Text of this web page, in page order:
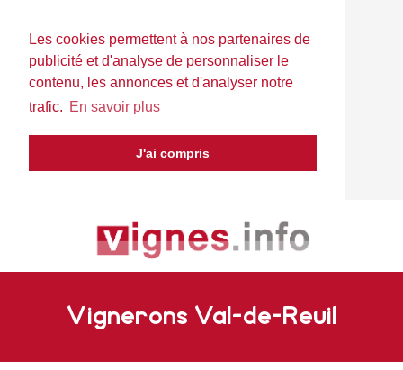
Les cookies permettent à nos partenaires de
publicité et d'analyse de personnaliser le
contenu, les annonces et d'analyser notre
trafic. En savoir plus
J'ai compris
Vignerons Val-de-Reuil